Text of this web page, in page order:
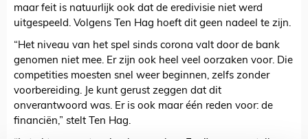
maar feit is natuurlijk ook dat de eredivisie niet werd
uitgespeeld. Volgens Ten Hag hoeft dit geen nadeel te zijn.
“Het niveau van het spel sinds corona valt door de bank
genomen niet mee. Er zijn ook heel veel oorzaken voor. Die
competities moesten snel weer beginnen, zelfs zonder
voorbereiding. Je kunt gerust zeggen dat dit
onverantwoord was. Er is ook maar één reden voor: de
financiën,” stelt Ten Hag.